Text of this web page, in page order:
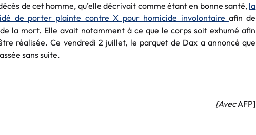
de cet homme, qu’elle décrivait comme étant en bonne santé, la
de porter plainte contre X pour homicide involontaire afin de
la mort. Elle avait notamment à ce que le corps soit exhumé afin
réalisée. Ce vendredi 2 juillet, le parquet de Dax a annoncé que
sans suite.
[AvecAFP]